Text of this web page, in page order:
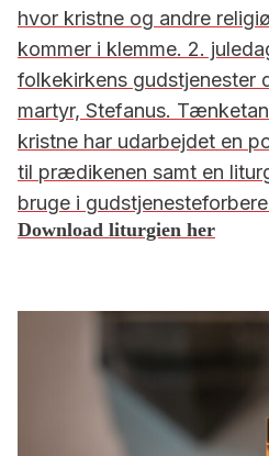
hvor kristne og andre
kommer i klemme. 2.
folkekirkens gudstjenester
martyr, Stefanus.
kristne har udarbejdet en
til prædikenen samt en
bruge i
Download liturgien her